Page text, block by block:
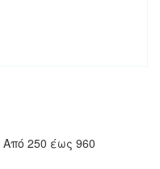
Από 250 έως 960